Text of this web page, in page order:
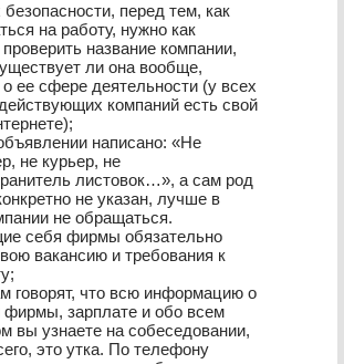
перед тем, как
на работу, нужно как
название компании,
ли она вообще,
о ее сфере деятельности (у всех
компаний есть свой
написано: «Не
не курьер, не
листовок…», а сам род
не указан, лучше в
не обращаться.
себя фирмы обязательно
вакансию и требования к
говорят, что всю информацию о
фирмы, зарплате и обо всем
вы узнаете на собеседовании,
это утка. По телефону